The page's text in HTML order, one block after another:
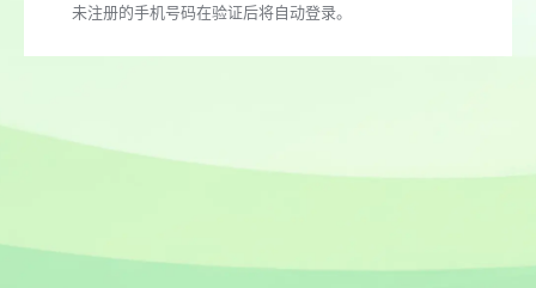
未注册的手机号码在验证后将自动登录。